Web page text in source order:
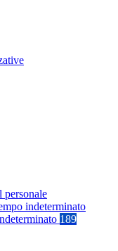
personale
indeterminato
189